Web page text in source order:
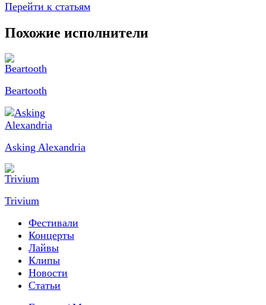
Перейти к статьям
Похожие исполнители
Beartooth
Asking Alexandria
Trivium
Фестивали
Концерты
Лайвы
Клипы
Новости
Статьи